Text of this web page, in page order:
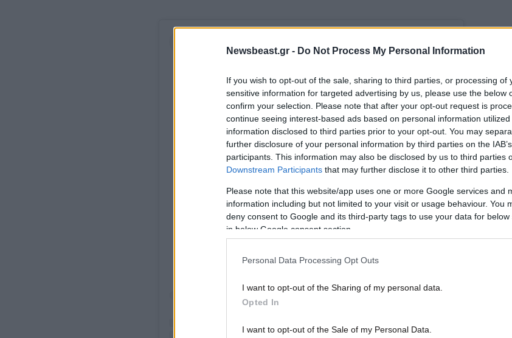
Newsbeast.gr - Do Not Process My Personal Information
If you wish to opt-out of the sale, sharing to third parties, or processing of
sensitive information for targeted advertising by us, please use the below
confirm your selection. Please note that after your opt-out request is
continue seeing interest-based ads based on personal information
information disclosed to third parties prior to your opt-out. You may
further disclosure of your personal information by third parties on the
participants. This information may also be disclosed by us to third parties
Downstream Participants that may further disclose it to other third parties.
Please note that this website/app uses one or more Google services and
information including but not limited to your visit or usage behaviour. You
deny consent to Google and its third-party tags to use your data for
in below Google consent section.
Personal Data Processing Opt Outs
I want to opt-out of the Sharing of my personal data.
Opted In
I want to opt-out of the Sale of my Personal Data.
View this post on Instagram